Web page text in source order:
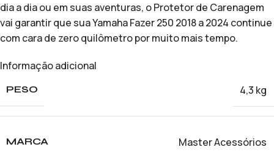
dia a dia ou em suas aventuras, o Protetor de Carenagem
vai garantir que sua Yamaha Fazer 250 2018 a 2024 continue
com cara de zero quilômetro por muito mais tempo.
Informação adicional
PESO 4,3 kg
MARCA Master Acessórios